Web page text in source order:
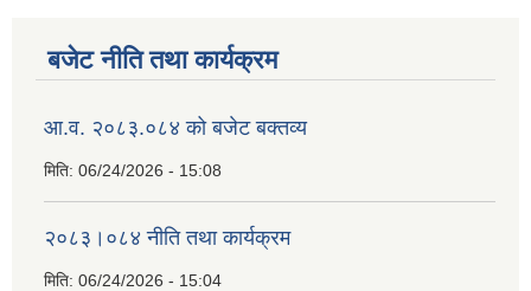
बजेट नीति तथा कार्यक्रम
आ.व. २०८३.०८४ को बजेट बक्तव्य
मिति: 06/24/2026 - 15:08
२०८३।०८४ नीति तथा कार्यक्रम
मिति: 06/24/2026 - 15:04